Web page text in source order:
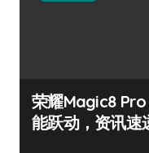
荣耀Magic8
能跃动，资讯速